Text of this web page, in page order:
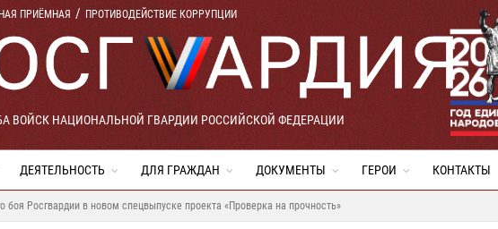
ПРИЁМНАЯ ПРОТИВОДЕЙСТВИЕ КОРРУПЦИИ
ВОЙСК НАЦИОНАЛЬНОЙ ГВАРДИИ РОССИЙСКОЙ ФЕДЕРАЦИИ
ДЕЯТЕЛЬНОСТЬ ДЛЯ ГРАЖДАН ДОКУМЕНТЫ ГЕРОИ КОНТАКТЫ
боя Росгвардии в новом спецвыпуске проекта «Проверка на прочность»